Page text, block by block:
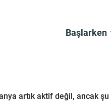
Başlarken
artık aktif değil, ancak